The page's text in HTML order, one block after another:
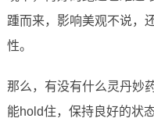
踵而来，影响美观不说，
性。
那么，有没有什么灵丹妙
能hold住，保持良好的状